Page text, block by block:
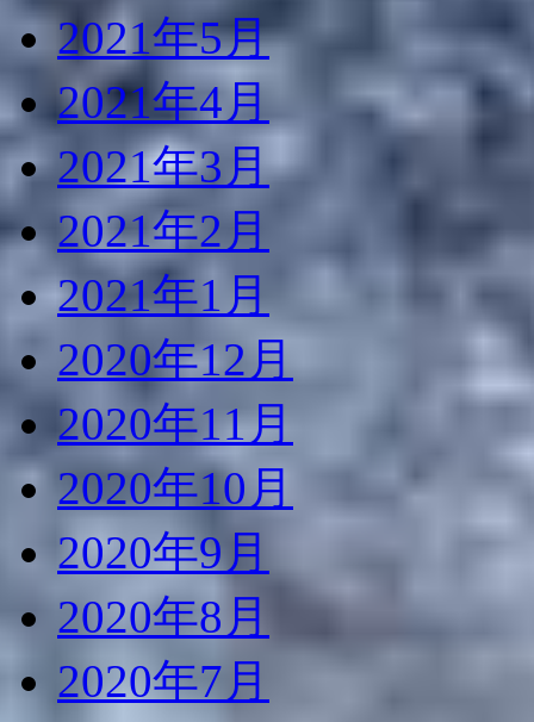
2021年5月
2021年4月
2021年3月
2021年2月
2021年1月
2020年12月
2020年11月
2020年10月
2020年9月
2020年8月
2020年7月